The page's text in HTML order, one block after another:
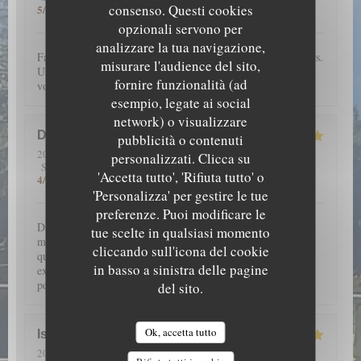
consenso. Questi cookies
opzionali servono per
analizzare la tua navigazione,
misurare l'audience del sito,
fornire funzionalità (ad
esempio, legate ai social
network) o visualizzare
pubblicità o contenuti
personalizzati. Clicca su
'Accetta tutto', 'Rifiuta tutto' o
'Personalizza' per gestire le tue
preferenze. Puoi modificare le
tue scelte in qualsiasi momento
cliccando sull'icona del cookie
in basso a sinistra delle pagine
del sito.
Ok, accetta tutto
5/5
Fantastique emplacement et une carte qui nous régale toujours.
Une mention spéciale aux pâtisseries qui sont merveilleuses à
voir et à manger.
D
2026-07-14
- 19:30 - Ospiti 4
Servizio
Atmosfera:5/5 Cucina: 5/5 Qualità / Prezzo
4/5
Dans un cadre merveilleux, en pleine nature avec une
magnifique vue, l’Aigle Blanche vous offre une cuisine de
qualité (encornets farcis et pièce de vieux fondante par
exemple). Service agréable. Et petite liqueur maison de
pomme de pin à la fin, à goûter impérativement !
Isabelle
2026-07-12
- 19:30 - Ospiti 2